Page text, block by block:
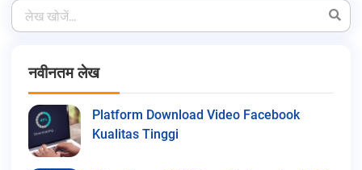
नवीनतम लेख
Platform Download Video Facebook
Kualitas Tinggi